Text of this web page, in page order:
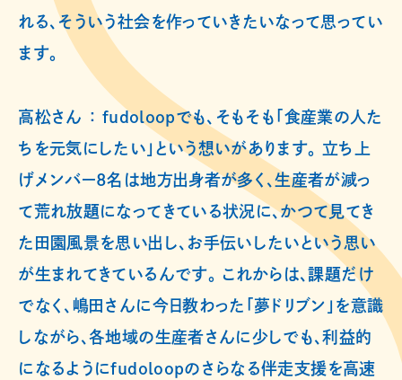
れる、そういう社会を作っていきたいなって思ってい
ます。
高松さん ： fudoloopでも、そもそも「食産業の人た
ちを元気にしたい」という想いがあります。 立ち上
げメンバー8名は地方出身者が多く、生産者が減っ
て荒れ放題になってきている状況に、かつて見てき
た田園風景を思い出し、お手伝いしたいという思い
が生まれてきているんです。 これからは、課題だけ
でなく、嶋田さんに今日教わった「夢ドリブン」を意識
しながら、各地域の生産者さんに少しでも、利益的
になるようにfudoloopのさらなる伴走支援を高速